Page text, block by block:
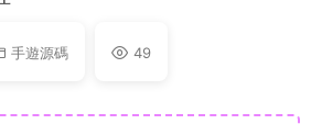
手遊源碼 49